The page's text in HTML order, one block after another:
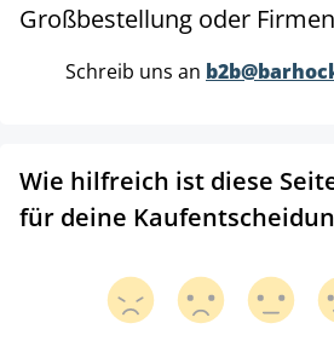
Großbestellung oder
Schreib uns an
Wie hilfreich ist diese
für deine